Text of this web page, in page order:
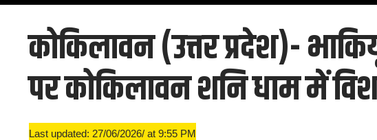
कोकिलावन (उत्तर प्रदेश)-
पर कोकिलावन शनि धाम में
Last updated: 27/06/2026/ at 9:55 PM